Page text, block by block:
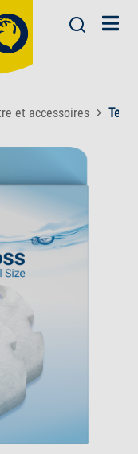
et accessoires